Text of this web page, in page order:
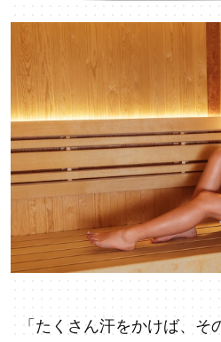
「たくさん汗をかけば、そ